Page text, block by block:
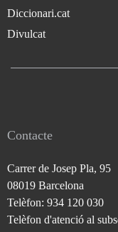
Diccionari.cat
Divulcat
Contacte
Carrer de Josep Pla, 95
08019 Barcelona
Telèfon: 934 120 030
Telèfon d'atenció al